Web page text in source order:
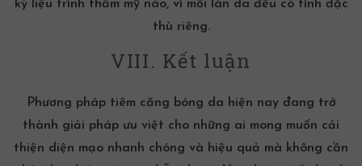
kỳ liệu trình thẩm mỹ nào, vì mỗi làn da đều có tính đặc
thù riêng.
VIII. Kết luận
Phương pháp tiêm căng bóng da hiện nay đang trở
thành giải pháp ưu việt cho những ai mong muốn cải
thiện diện mạo nhanh chóng và hiệu quả mà không cần